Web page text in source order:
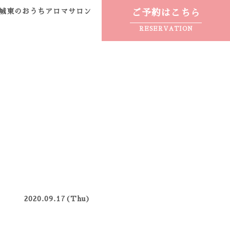
東のおうちアロマサロン ご予約はこちら
RESERVATION
2020.09.17(Thu)